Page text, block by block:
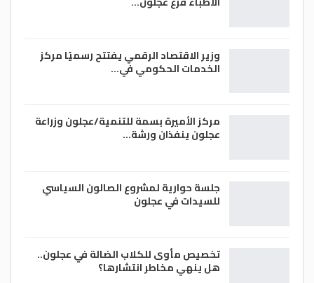
وزير الاقتصاد الرقمي يفتتح رسميًا مركز
الخدمات الحكومي في…
مركز الأميرة بسمة للتنمية/عجلون وزراعة
عجلون ينفذان ورشة…
جلسة حوارية لمشروع الصالون السياسي
للسيدات في عجلون
تخصيص مأوى للكلاب الضالة في عجلون..
هل ينهي مخاطر انتشارها؟